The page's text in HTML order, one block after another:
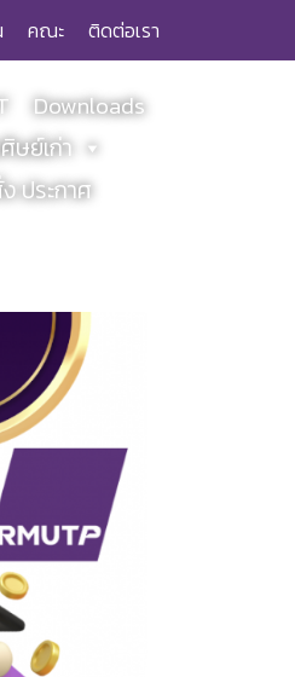
คณะ ติดต่อเรา
Downloads
ษย์เก่า
ประกาศ